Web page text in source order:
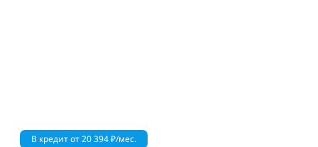
В кредит от20 394₽/мес.